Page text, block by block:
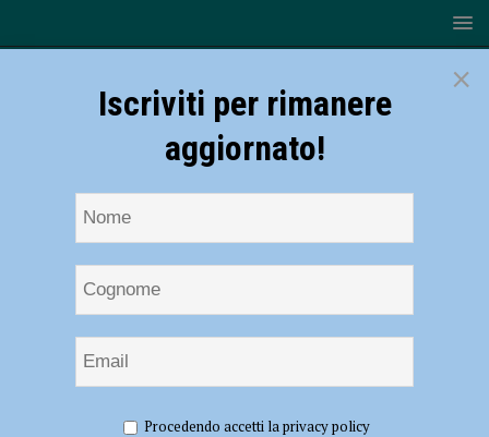
le startup innovative, crescita del 26% negli ultimi dieci anni
×
Iscriviti per rimanere
aggiornato!
Procedendo accetti la privacy policy